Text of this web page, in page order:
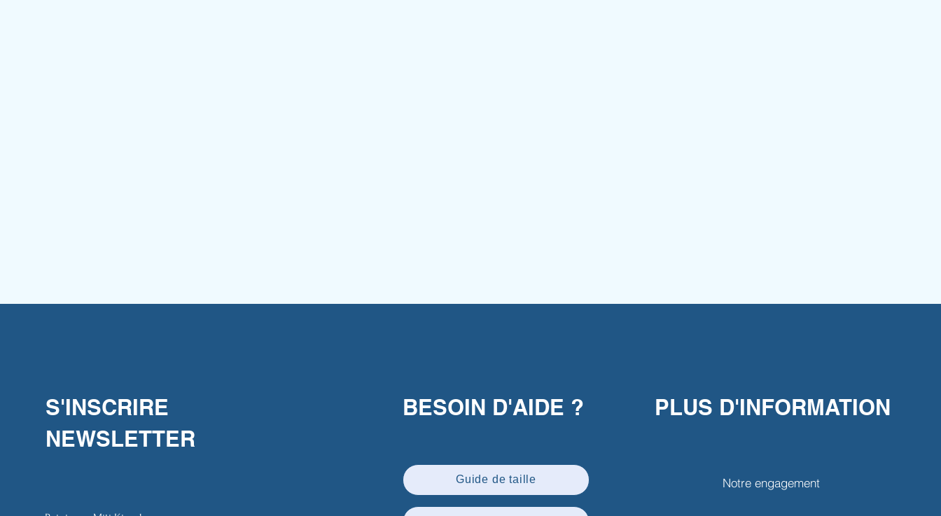
S'INSCRIRE
NEWSLETTER
BESOIN D'AIDE ?
Guide de taille
PLUS D'INFORMATION
Notre engagement